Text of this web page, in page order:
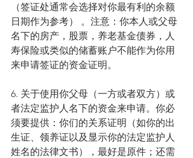
（签证处通常会选择对你最有利的余额
日期作为参考） 。注意：你本人或父母
名下的房产，股票，养老基金债券，人
寿保险或类似的储蓄账户不能作为你用
来申请签证的资金证明。
6. 关于使用你父母（一方或者双方）或
者法定监护人名下的资金来申请。你必
须要提供：你们的关系证明（如你的出
生证、领养证以及显示你的法定监护人
姓名的法律文书），最好是原件；还需